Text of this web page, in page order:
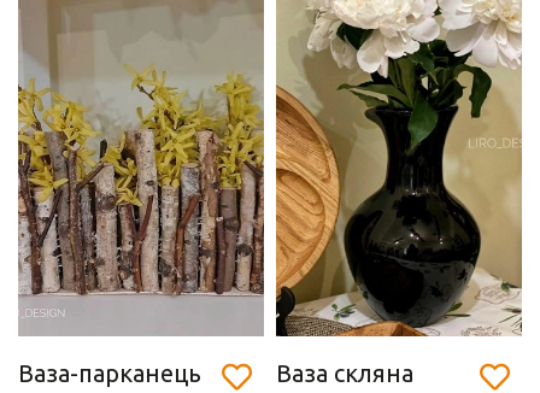
Ваза-парканець
Ваза скляна